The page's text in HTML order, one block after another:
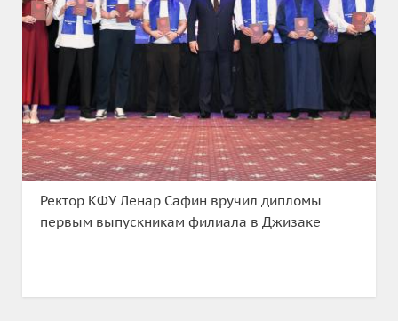
Ректор КФУ Ленар Сафин вручил дипломы
первым выпускникам филиала в Джизаке